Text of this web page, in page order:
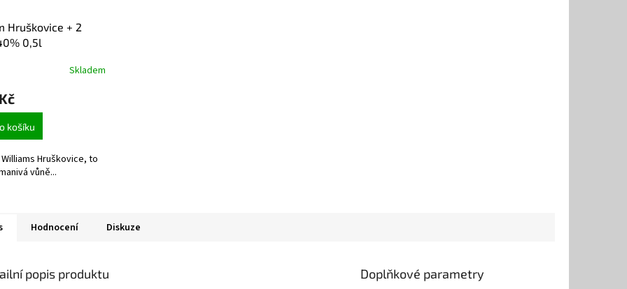
Hruškovice + 2
0,5l
Skladem
košíku
Hruškovice, to
vůně...
Hodnocení Diskuze
popis produktu Doplňkové parametry